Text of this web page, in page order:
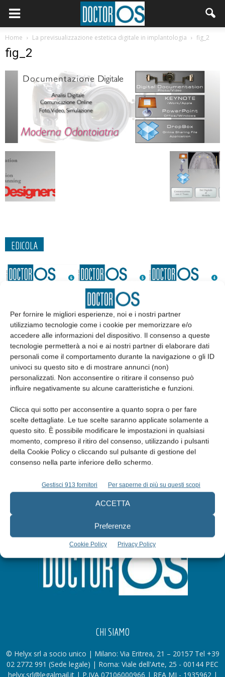
Per fornire le migliori esperienze, noi e i nostri partner
utilizziamo tecnologie come i cookie per memorizzare e/o
accedere alle informazioni del dispositivo. Il consenso a queste
tecnologie permetterà a noi e ai nostri partner di elaborare dati
personali come il comportamento durante la navigazione o gli ID
univoci su questo sito e di mostrare annunci (non)
personalizzati. Non acconsentire o ritirare il consenso può
influire negativamente su alcune caratteristiche e funzioni.
Clicca qui sotto per acconsentire a quanto sopra o per fare
scelte dettagliate. Le tue scelte saranno applicate solamente a
questo sito. È possibile modificare le impostazioni in qualsiasi
momento, compreso il ritiro del consenso, utilizzando i pulsanti
della Cookie Policy o cliccando sul pulsante di gestione del
consenso nella parte inferiore dello schermo.
Gestisci 913 fornitori Per saperne di più su questi scopi
ACCETTA
Preferenze
Cookie Policy Privacy Policy
Home La previsualizzazione estetica digitale in implantologia fig_2
fig_2
EDICOLA
Edicola web
Abbonati
Iscriviti alla newsletter
CHI SIAMO
© Helyx srl a socio unico | Milano: Via Eritrea, 21 – 20157 Tel +39
02 2772 991 (Sede legale) | Roma: Viale dell'Arte, 25 - 00144 PEC
helyx.srl@legalmail.it | P.IVA 07106000966 | REA MI - 1935962 |